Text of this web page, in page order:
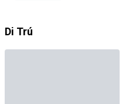
Di Trú